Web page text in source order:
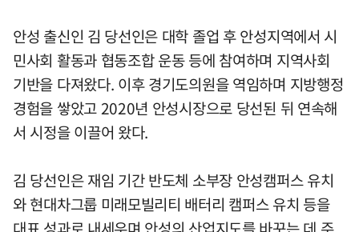
안성 출신인 김 당선인은 대학 졸업 후 안성지역에서 시
민사회 활동과 협동조합 운동 등에 참여하며 지역사회
기반을 다져왔다. 이후 경기도의원을 역임하며 지방행정
경험을 쌓았고 2020년 안성시장으로 당선된 뒤 연속해
서 시정을 이끌어 왔다.
김 당선인은 재임 기간 반도체 소부장 안성캠퍼스 유치
와 현대차그룹 미래모빌리티 배터리 캠퍼스 유치 등을